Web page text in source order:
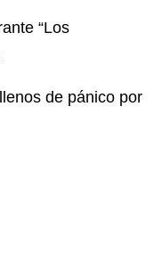
“Los
de pánico por